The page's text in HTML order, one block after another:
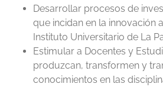
Desarrollar procesos de
que incidan en la innovación
Instituto Universitario de La
Estimular a Docentes y
produzcan, transformen y
conocimientos en las